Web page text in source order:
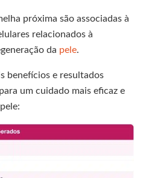
próxima são associadas à
relacionados à
da pele.
benefícios e resultados
um cuidado mais eficaz e